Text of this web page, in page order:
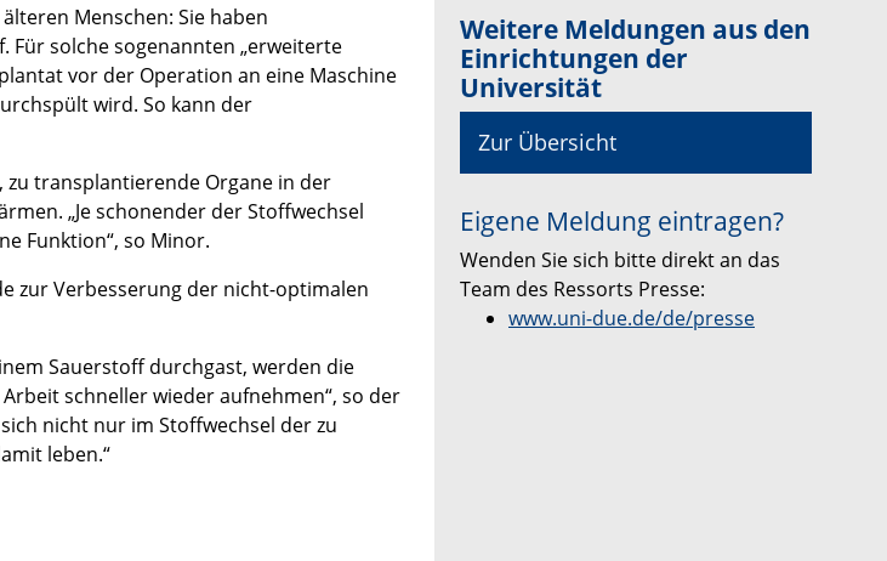
Menschen: Sie haben
Für solche sogenannten „erweiterte
vor der Operation an eine Maschine
wird. So kann der
zu transplantierende Organe in der
„Je schonender der Stoffwechsel
Funktion“, so Minor.
zur Verbesserung der nicht-optimalen
Sauerstoff durchgast, werden die
schneller wieder aufnehmen“, so der
nicht nur im Stoffwechsel der zu
leben.“
Weitere Meldungen aus den
Einrichtungen der
Universität
Zur Übersicht
Eigene Meldung eintragen?
Wenden Sie sich bitte direkt an das
Team des Ressorts Presse:
www.uni-due.de/de/presse